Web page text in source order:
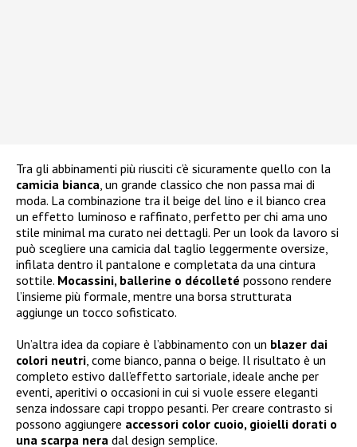
Tra gli abbinamenti più riusciti c’è sicuramente quello con la
camicia bianca, un grande classico che non passa mai di
moda. La combinazione tra il beige del lino e il bianco crea
un effetto luminoso e raffinato, perfetto per chi ama uno
stile minimal ma curato nei dettagli. Per un look da lavoro si
può scegliere una camicia dal taglio leggermente oversize,
infilata dentro il pantalone e completata da una cintura
sottile. Mocassini, ballerine o décolleté possono rendere
l’insieme più formale, mentre una borsa strutturata
aggiunge un tocco sofisticato.
Un’altra idea da copiare è l’abbinamento con un blazer dai
colori neutri, come bianco, panna o beige. Il risultato è un
completo estivo dall’effetto sartoriale, ideale anche per
eventi, aperitivi o occasioni in cui si vuole essere eleganti
senza indossare capi troppo pesanti. Per creare contrasto si
possono aggiungere accessori color cuoio, gioielli dorati o
una scarpa nera dal design semplice.